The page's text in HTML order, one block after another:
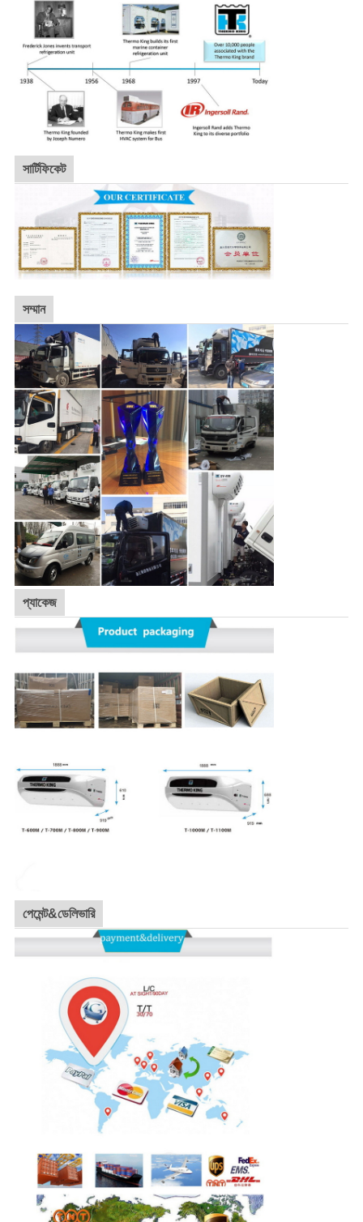
সার্টিফিকেট
সম্মান
প্যাকেজ
পেমেন্ট&ডেলিভারি